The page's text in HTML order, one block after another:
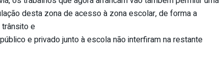
desta zona de acesso à zona escolar, de forma a
e
e privado junto à escola não interfiram na restante